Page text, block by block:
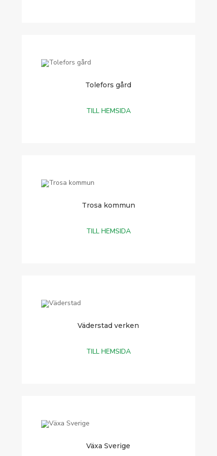
Tolefors gård
TILL HEMSIDA
Trosa kommun
TILL HEMSIDA
Väderstad verken
TILL HEMSIDA
Växa Sverige